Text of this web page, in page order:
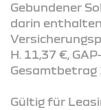
Gebundener
darin
H. 11,37 €,
Gesamtbetrag
Gültig für